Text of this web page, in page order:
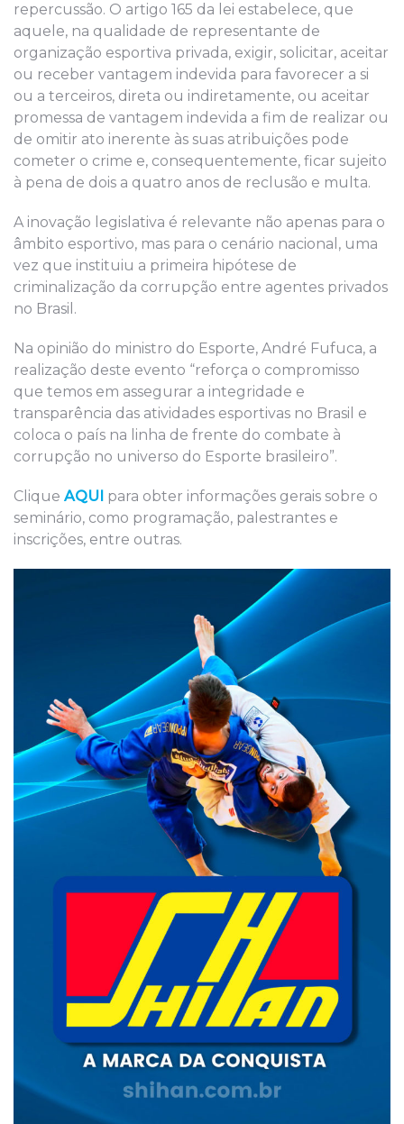
repercussão. O artigo 165 da lei estabelece, que
aquele, na qualidade de representante de
organização esportiva privada, exigir, solicitar, aceitar
ou receber vantagem indevida para favorecer a si
ou a terceiros, direta ou indiretamente, ou aceitar
promessa de vantagem indevida a fim de realizar ou
de omitir ato inerente às suas atribuições pode
cometer o crime e, consequentemente, ficar sujeito
à pena de dois a quatro anos de reclusão e multa.
A inovação legislativa é relevante não apenas para o
âmbito esportivo, mas para o cenário nacional, uma
vez que instituiu a primeira hipótese de
criminalização da corrupção entre agentes privados
no Brasil.
Na opinião do ministro do Esporte, André Fufuca, a
realização deste evento “reforça o compromisso
que temos em assegurar a integridade e
transparência das atividades esportivas no Brasil e
coloca o país na linha de frente do combate à
corrupção no universo do Esporte brasileiro”.
Clique AQUI para obter informações gerais sobre o
seminário, como programação, palestrantes e
inscrições, entre outras.